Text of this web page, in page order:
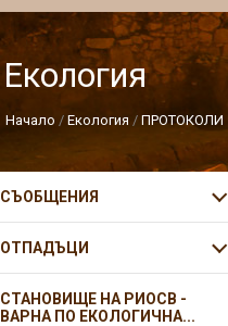
Екология
Начало Екология ПРОТОКОЛИ
СЪОБЩЕНИЯ
ОТПАДЪЦИ
СТАНОВИЩЕ НА РИОСВ -
ВАРНА ПО ЕКОЛОГИЧНА...